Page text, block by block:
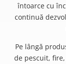
întoarce cu
continuă
Pe lângă
de pescuit,